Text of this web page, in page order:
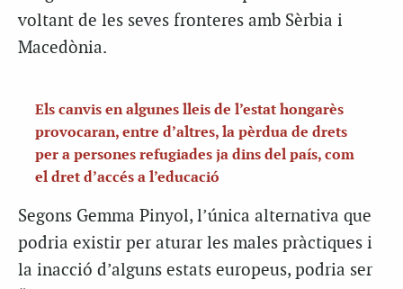
voltant de les seves fronteres amb Sèrbia i
Macedònia.
Els canvis en algunes lleis de l’estat hongarès
provocaran, entre d’altres, la pèrdua de drets
per a persones refugiades ja dins del país, com
el dret d’accés a l’educació
Segons Gemma Pinyol, l’única alternativa que
podria existir per aturar les males pràctiques i
la inacció d’alguns estats europeus, podria ser